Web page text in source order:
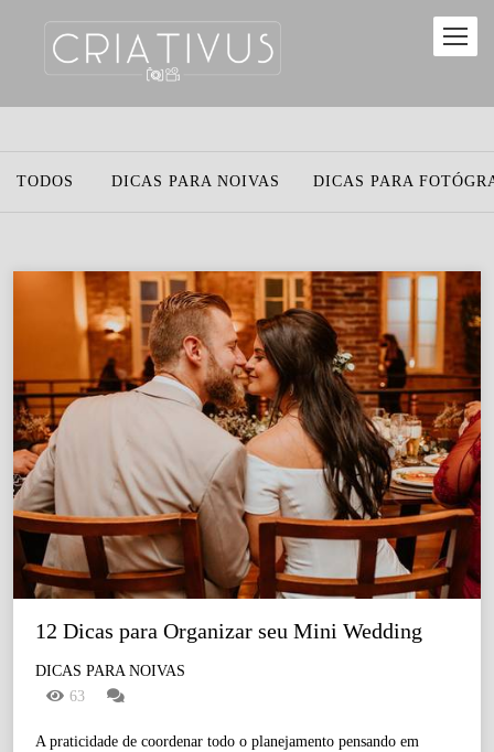
TODOS DICAS PARA NOIVAS DICAS PARA
12 Dicas para Organizar seu Mini Wedding
DICAS PARA NOIVAS
63
A praticidade de coordenar todo o planejamento pensando em